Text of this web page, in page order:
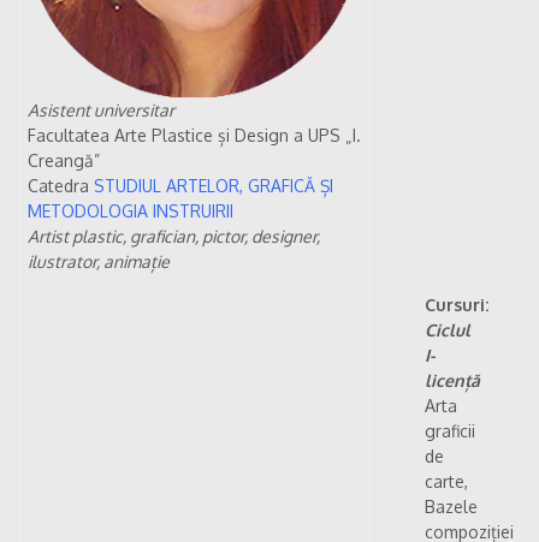
Asistent universitar
Facultatea Arte Plastice și Design a UPS „I.
Creangă”
Catedra STUDIUL ARTELOR, GRAFICĂ ȘI
METODOLOGIA INSTRUIRII
Artist plastic, grafician, pictor, designer,
ilustrator, animație
Cursuri:
Ciclul
I-
licență
Arta
graficii
de
carte,
Bazele
compoziției